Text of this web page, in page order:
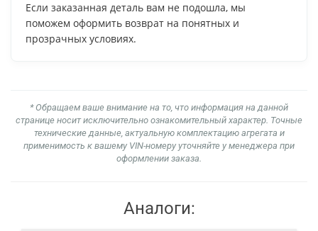
Если заказанная деталь вам не подошла, мы
поможем оформить возврат на понятных и
прозрачных условиях.
* Обращаем ваше внимание на то, что информация на данной
странице носит исключительно ознакомительный характер. Точные
технические данные, актуальную комплектацию агрегата и
применимость к вашему VIN-номеру уточняйте у менеджера при
оформлении заказа.
Аналоги: